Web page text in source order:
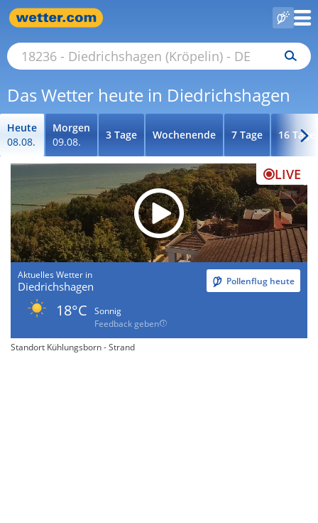
Das Wetter heute in Diedrichshagen
Heute
08.08.
Morgen
09.08.
3 Tage Wochenende 7 Tage 16 Tage
LIVE
Aktuelles Wetter in
Diedrichshagen Pollenflug heute
18°C
Sonnig
Feedback geben
Standort Kühlungsborn - Strand